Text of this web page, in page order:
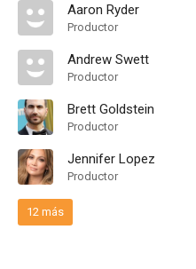
Aaron Ryder
Productor
Andrew Swett
Productor
Brett Goldstein
Productor
Jennifer Lopez
Productor
12 más